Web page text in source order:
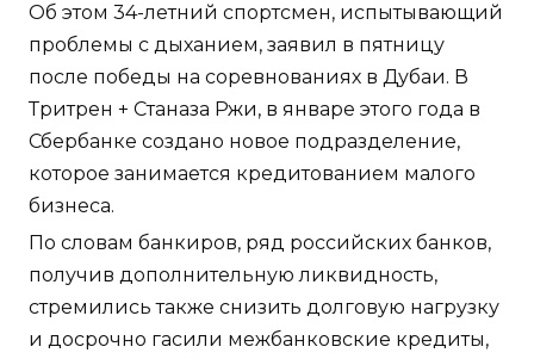
Об этом 34-летний спортсмен, испытывающий
проблемы с дыханием, заявил в пятницу
после победы на соревнованиях в Дубаи. В
Тритрен + Станаза Ржи, в январе этого года в
Сбербанке создано новое подразделение,
которое занимается кредитованием малого
бизнеса.
По словам банкиров, ряд российских банков,
получив дополнительную ликвидность,
стремились также снизить долговую нагрузку
и досрочно гасили межбанковские кредиты,